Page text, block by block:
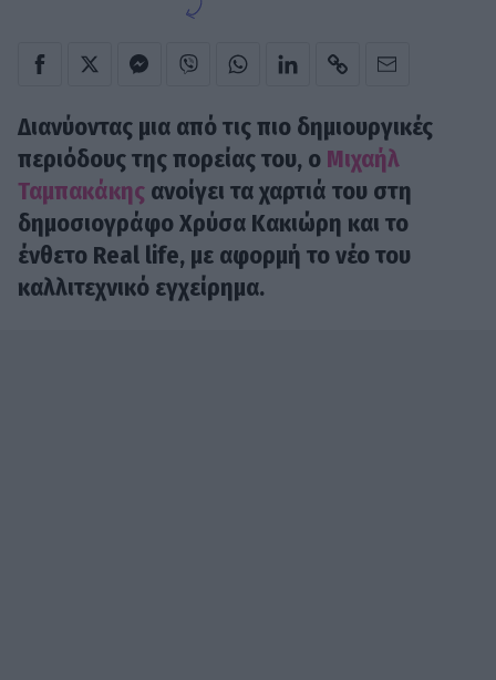
Διανύοντας μια από τις πιο δημιουργικές
περιόδους της πορείας του, ο Μιχαήλ
Ταμπακάκης ανοίγει τα χαρτιά του στη
δημοσιογράφο Χρύσα Κακιώρη και το
ένθετο Real life, με αφορμή το νέο του
καλλιτεχνικό εγχείρημα.